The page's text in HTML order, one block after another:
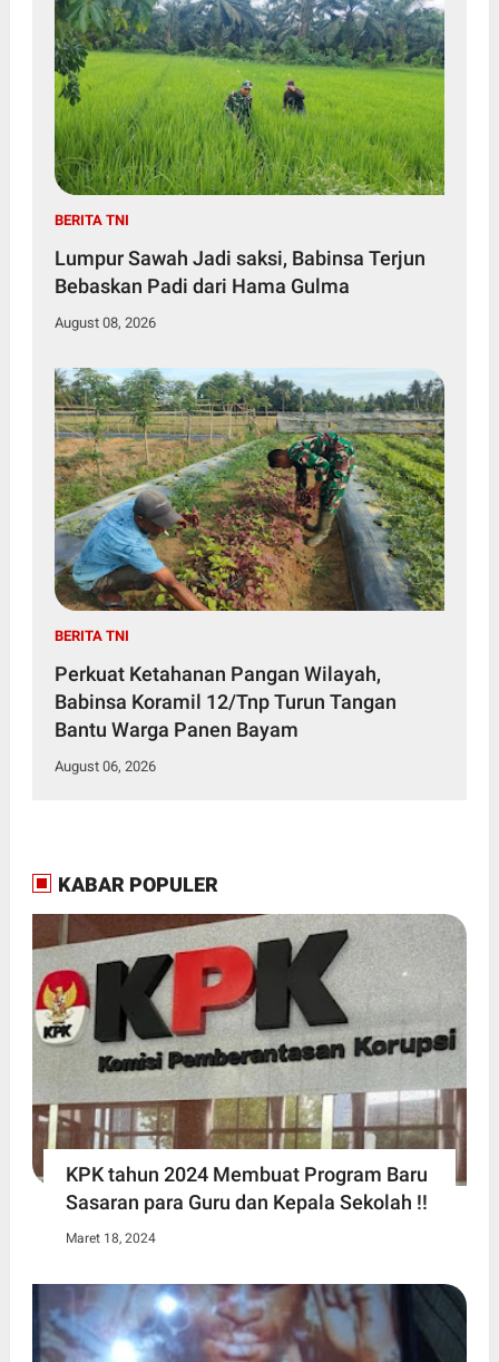
BERITA TNI
Lumpur Sawah Jadi saksi, Babinsa Terjun
Bebaskan Padi dari Hama Gulma
August 08, 2026
BERITA TNI
Perkuat Ketahanan Pangan Wilayah,
Babinsa Koramil 12/Tnp Turun Tangan
Bantu Warga Panen Bayam
August 06, 2026
KABAR POPULER
KPK tahun 2024 Membuat Program Baru
Sasaran para Guru dan Kepala Sekolah !!
Maret 18, 2024